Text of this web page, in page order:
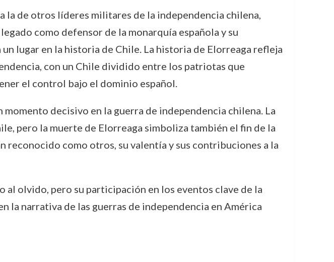
la de otros líderes militares de la independencia chilena,
como defensor de la monarquía española y su
lugar en la historia de Chile. La historia de Elorreaga refleja
con un Chile dividido entre los patriotas que
el control bajo el dominio español.
decisivo en la guerra de independencia chilena. La
pero la muerte de Elorreaga simboliza también el fin de la
como otros, su valentía y sus contribuciones a la
al olvido, pero su participación en los eventos clave de la
la narrativa de las guerras de independencia en América